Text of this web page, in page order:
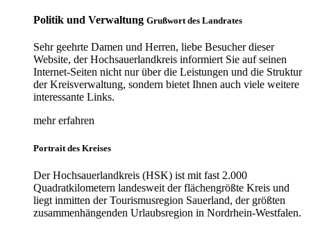
Politik und Verwaltung Grußwort des Landrates
Sehr geehrte Damen und Herren, liebe Besucher dieser
Website, der Hochsauerlandkreis informiert Sie auf seinen
Internet-Seiten nicht nur über die Leistungen und die Struktur
der Kreisverwaltung, sondern bietet Ihnen auch viele weitere
interessante Links.
mehr erfahren
Portrait des Kreises
Der Hochsauerlandkreis (HSK) ist mit fast 2.000
Quadratkilometern landesweit der flächengrößte Kreis und
liegt inmitten der Tourismusregion Sauerland, der größten
zusammenhängenden Urlaubsregion in Nordrhein-Westfalen.